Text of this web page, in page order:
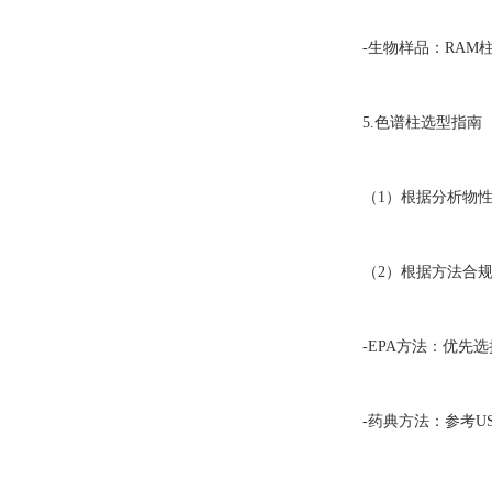
-生物样品：RAM
5.色谱柱选型指南
（1）根据分析物
（2）根据方法合
-EPA方法：优先
-药典方法：参考